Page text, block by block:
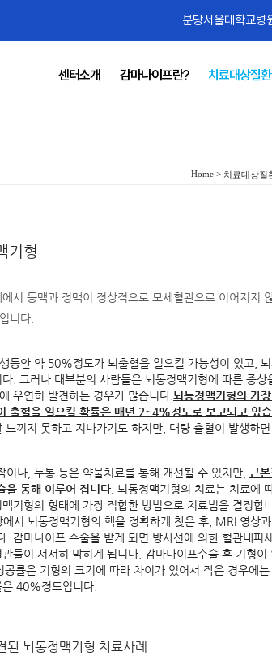
분당서울대학교병
센터소개 감마나이프란? 치료대상질환
Home > 치료대상질
기형
서 동맥과 정맥이 정상적으로 모세혈관으로 이어지지
니다.
동안 약 50%정도가 뇌출혈을 일으킬 가능성이 있고,
. 그러나 대부분의 사람들은 뇌동정맥기형에 따른 증상
우연히 발견하는 경우가 많습니다. 뇌동정맥기형의 가
출혈을 일으킬 확률은 매년 2~4%정도로 보고되고 있습
끼지 못하고 지나가기도 하지만, 대량 출혈이 발생하
이나, 두통 등은 약물치료를 통해 개선될 수 있지만, 근본
을 통해 이루어 집니다. 뇌동정맥기형의 치료는 치료에
기형의 형태에 가장 적합한 방법으로 치료법을 결정합
서 뇌동정맥기형의 핵을 정확하게 찾은 후, MRI 영상
. 감마나이프 수술을 받게 되면 방사선에 의한 혈관내피
들이 서서히 막히게 됩니다. 감마나이프수술 후 기형이
률은 기형의 크기에 따라 차이가 있어서 작은 경우에
40%정도입니다.
된 뇌동정맥기형 치료사례